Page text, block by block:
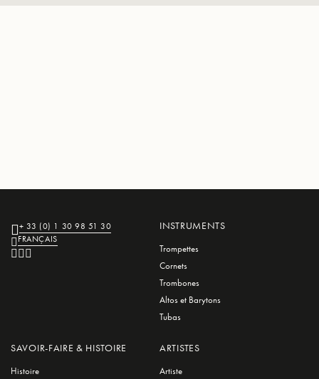
INSTRUMENTS
Trompettes
Cornets
Trombones
Altos et Barytons
Tubas
SAVOIR-FAIRE & HISTOIRE
Histoire
+ 33 (0) 1 30 98 51 30
FRANÇAIS
ARTISTES
Artiste